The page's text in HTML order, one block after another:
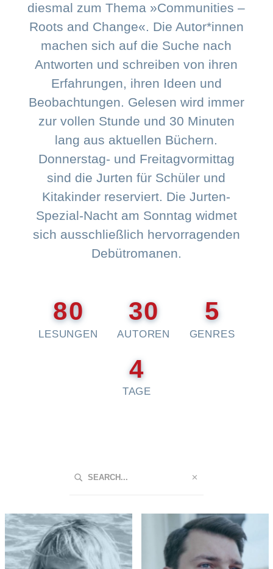
diesmal zum Thema »Communities –
Roots and Change«. Die Autor*innen
machen sich auf die Suche nach
Antworten und schreiben von ihren
Erfahrungen, ihren Ideen und
Beobachtungen. Gelesen wird immer
zur vollen Stunde und 30 Minuten
lang aus aktuellen Büchern.
Donnerstag- und Freitagvormittag
sind die Jurten für Schüler und
Kitakinder reserviert. Die Jurten-
Spezial-Nacht am Sonntag widmet
sich ausschließlich hervorragenden
Debütromanen.
80
LESUNGEN
30
AUTOREN
5
GENRES
4
TAGE